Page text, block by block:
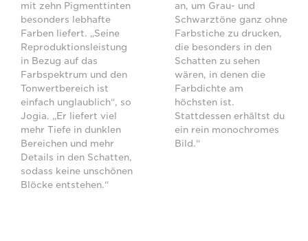
mit zehn Pigmenttinten
besonders lebhafte
Farben liefert. „Seine
Reproduktionsleistung
in Bezug auf das
Farbspektrum und den
Tonwertbereich ist
einfach unglaublich“, so
Jogia. „Er liefert viel
mehr Tiefe in dunklen
Bereichen und mehr
Details in den Schatten,
sodass keine unschönen
Blöcke entstehen.“
an, um Grau- und
Schwarztöne ganz ohne
Farbstiche zu drucken,
die besonders in den
Schatten zu sehen
wären, in denen die
Farbdichte am
höchsten ist.
Stattdessen erhältst du
ein rein monochromes
Bild.“